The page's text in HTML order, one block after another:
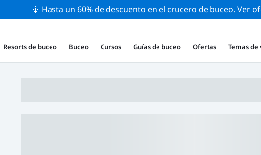
🚢 Hasta un 60% de descuento en el crucero de buceo. Ver
Resorts de buceo Buceo Cursos Guías de buceo Ofertas Temas de